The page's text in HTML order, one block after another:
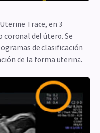
Trace, en 3
coronal del útero. Se
de clasificación
de la forma uterina.